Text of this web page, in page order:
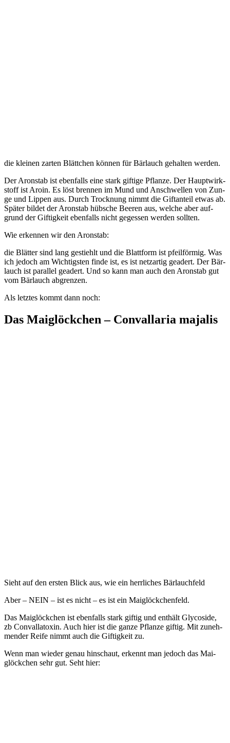
die klei­nen zar­ten Blätt­chen kön­nen für Bär­lauch gehal­ten werden.
Der Aron­stab ist eben­falls eine stark gif­ti­ge Pflan­ze. Der Haupt­wirk­
stoff ist Aroin. Es löst bren­nen im Mund und Anschwel­len von Zun­
ge und Lip­pen aus. Durch Trock­nung nimmt die Gift­an­teil etwas ab.
Spä­ter bil­det der Aron­stab hüb­sche Bee­ren aus, wel­che aber auf­
grund der Gif­tig­keit eben­falls nicht geges­sen wer­den sollten.
Wie erken­nen wir den Aronstab:
die Blät­ter sind lang gestiehlt und die Blatt­form ist pfeil­för­mig. Was
ich jedoch am Wich­tigs­ten fin­de ist, es ist netz­ar­tig geadert. Der Bär­
lauch ist par­al­lel geadert. Und so kann man auch den Aron­stab gut
vom Bär­lauch abgrenzen.
Als letz­tes kommt dann noch:
Das Maiglöckchen – Convallaria majalis
Sieht auf den ers­ten Blick aus, wie ein herr­li­ches Bärlauchfeld
Aber – NEIN – ist es nicht – es ist ein Maiglöckchenfeld.
Das Mai­glöck­chen ist eben­falls stark gif­tig und ent­hält Gly­co­si­de,
zb Con­val­la­to­xin. Auch hier ist die gan­ze Pflan­ze gif­tig. Mit zuneh­
men­der Rei­fe nimmt auch die Gif­tig­keit zu.
Wenn man wie­der genau hin­schaut, erkennt man jedoch das Mai­
glöck­chen sehr gut. Seht hier: